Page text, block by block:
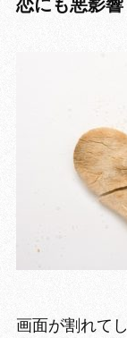
恋にも悪影響
画面が割れて